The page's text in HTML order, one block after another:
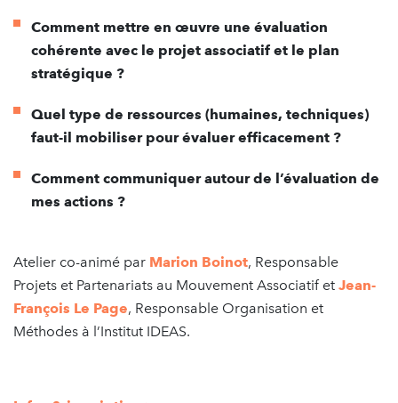
Comment mettre en œuvre une évaluation
cohérente avec le projet associatif et le plan
stratégique ?
Quel type de ressources (humaines, techniques)
faut-il mobiliser pour évaluer efficacement ?
Comment communiquer autour de l’évaluation de
mes actions ?
Atelier co-animé par Marion Boinot, Responsable
Projets et Partenariats au Mouvement Associatif et Jean-
François Le Page, Responsable Organisation et
Méthodes à l’Institut IDEAS.